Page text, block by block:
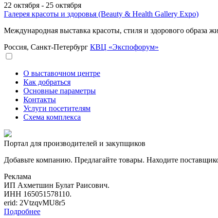
22 октября - 25 октября
Галерея красоты и здоровья (Beauty & Health Gallery Expo)
Международная выставка красоты, стиля и здорового образа
Россия, Санкт-Петербург КВЦ «Экспофорум»
О выставочном центре
Как добраться
Основные параметры
Контакты
Услуги посетителям
Схема комплекса
Портал для производителей и закупщиков
Добавьте компанию. Предлагайте товары. Находите
Реклама
ИП Ахметшин Булат Раисович.
ИНН 165051578110.
erid: 2VtzqvMU8r5
Подробнее